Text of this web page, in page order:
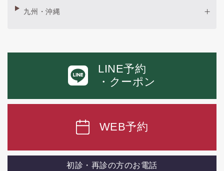
九州・沖縄
LINE予約
・クーポン
WEB予約
初診・再診の方のお電話